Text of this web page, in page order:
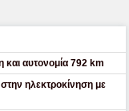
και αυτονομία 792 km
ηλεκτροκίνηση με